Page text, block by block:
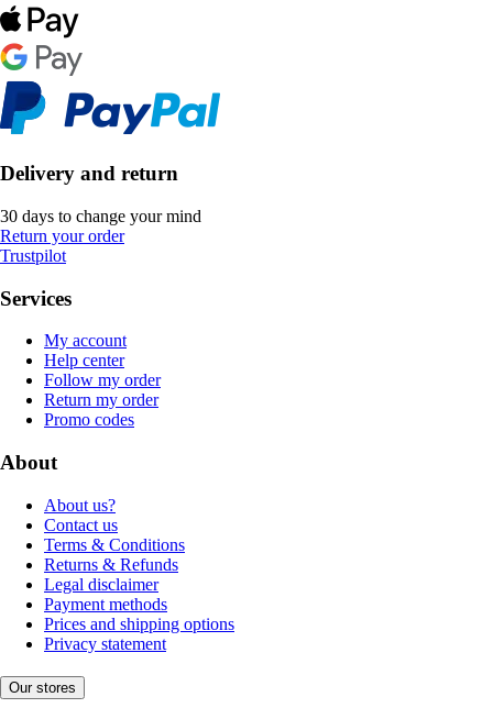
Delivery and return
30 days to change your mind
Return your order
Trustpilot
Services
My account
Help center
Follow my order
Return my order
Promo codes
About
About us?
Contact us
Terms & Conditions
Returns & Refunds
Legal disclaimer
Payment methods
Prices and shipping options
Privacy statement
Our stores